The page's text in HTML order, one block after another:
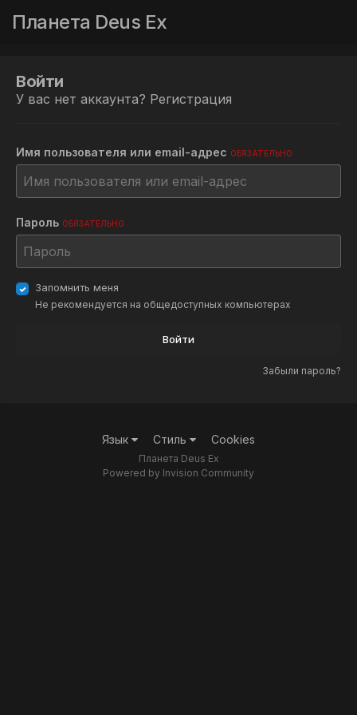
Планета Deus Ex
Войти
У вас нет аккаунта? Регистрация
Имя пользователя или email-адрес ОБЯЗАТЕЛЬНО
Пароль ОБЯЗАТЕЛЬНО
Запомнить меня
Не рекомендуется на общедоступных компьютерах
Войти
Забыли пароль?
Язык Стиль Cookies
Планета Deus Ex
Powered by Invision Community